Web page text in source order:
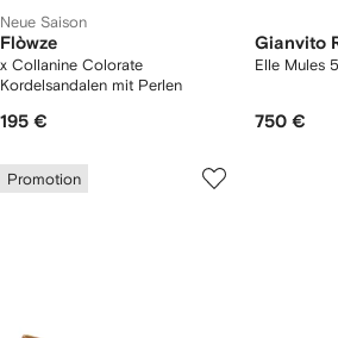
Neue Saison
Flòwze
x Collanine Colorate
Kordelsandalen mit Perlen
195 €
Gianvito
Elle Mules
750 €
Promotion